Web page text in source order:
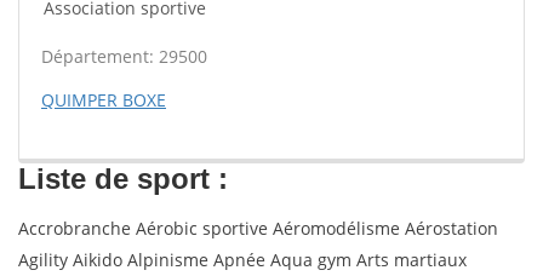
Association sportive
Département: 29500
QUIMPER BOXE
Liste de sport :
Accrobranche Aérobic sportive Aéromodélisme Aérostation
Agility Aikido Alpinisme Apnée Aqua gym Arts martiaux